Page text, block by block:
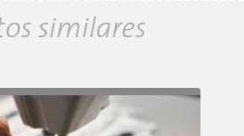
similares